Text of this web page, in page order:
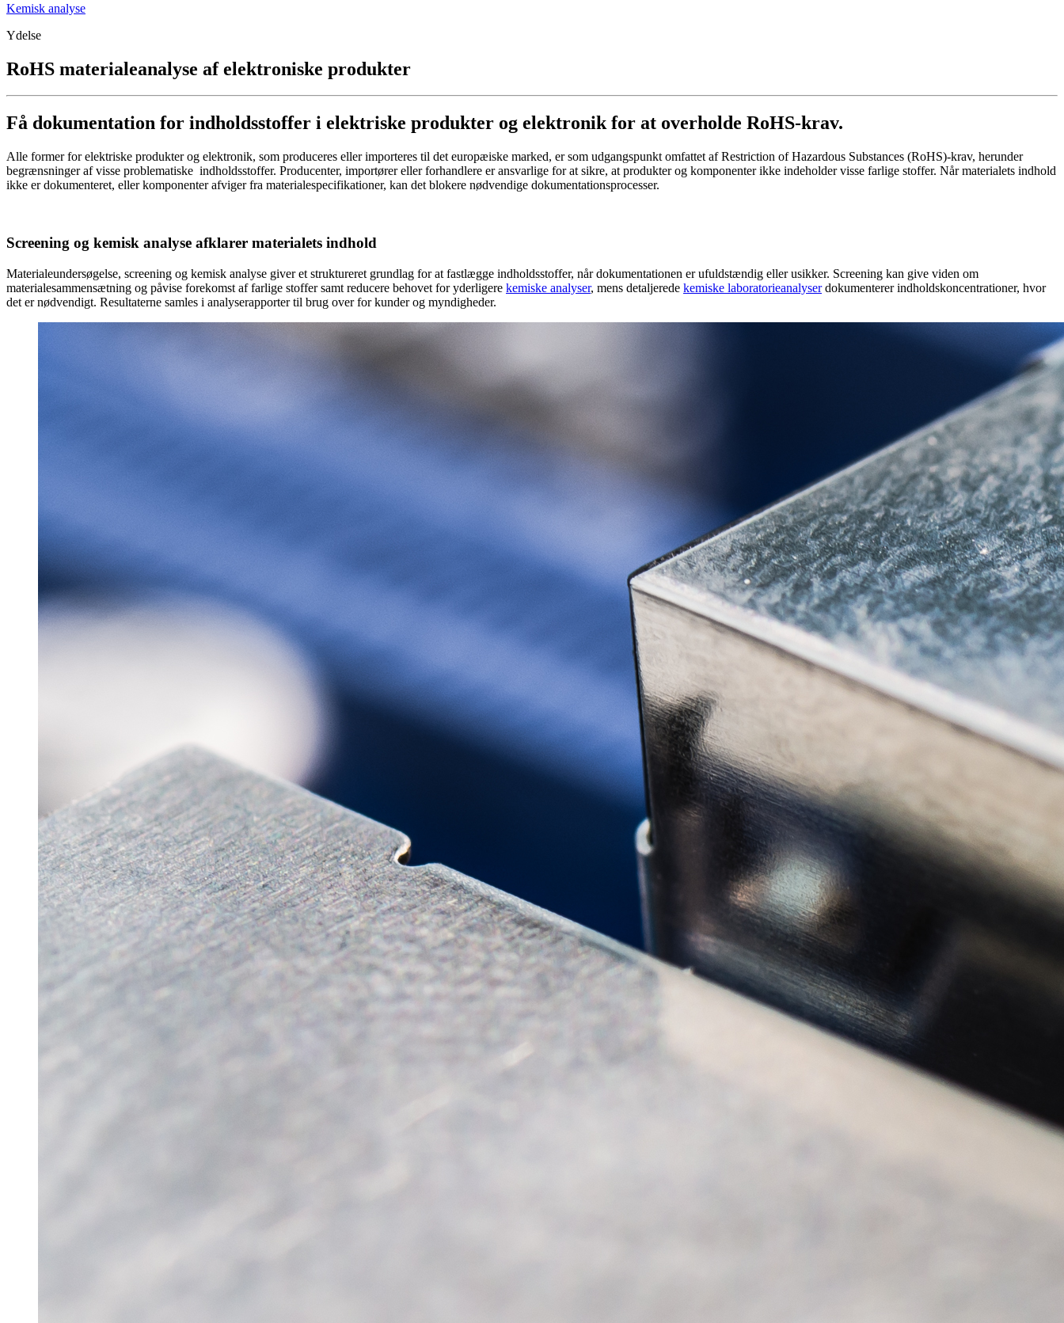
Kemisk analyse
Ydelse
RoHS materialeanalyse af elektroniske produkter
Få dokumentation for indholdsstoffer i elektriske produkter og elektronik for at overholde RoHS-krav.
Alle former for elektriske produkter og elektronik, som produceres eller importeres til det europæiske marked, er som udgangspunkt omfattet af Restriction of Hazardous Substances (RoHS)-krav, herunder
begrænsninger af visse problematiske indholdsstoffer. Producenter, importører eller forhandlere er ansvarlige for at sikre, at produkter og komponenter ikke indeholder visse farlige stoffer. Når materialets indhold
ikke er dokumenteret, eller komponenter afviger fra materialespecifikationer, kan det blokere nødvendige dokumentationsprocesser.
Screening og kemisk analyse afklarer materialets indhold
Materialeundersøgelse, screening og kemisk analyse giver et struktureret grundlag for at fastlægge indholdsstoffer, når dokumentationen er ufuldstændig eller usikker. Screening kan give viden om
materialesammensætning og påvise forekomst af farlige stoffer samt reducere behovet for yderligere kemiske analyser, mens detaljerede kemiske laboratorieanalyserdokumenterer indholdskoncentrationer, hvor
det er nødvendigt. Resultaterne samles i analyserapporter til brug over for kunder og myndigheder.